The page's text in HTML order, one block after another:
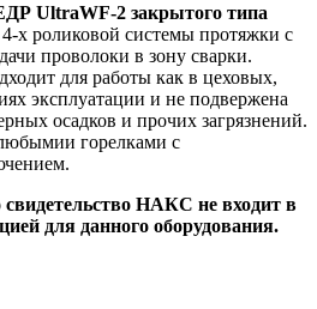
UltraWF-2 закрытого типа
х роликовой системы протяжки с
проволоки в зону сварки.
для работы как в цеховых,
эксплуатации и не подвержена
осадков и прочих загрязнений.
горелками с
НАКС не входит в
для данного оборудования.